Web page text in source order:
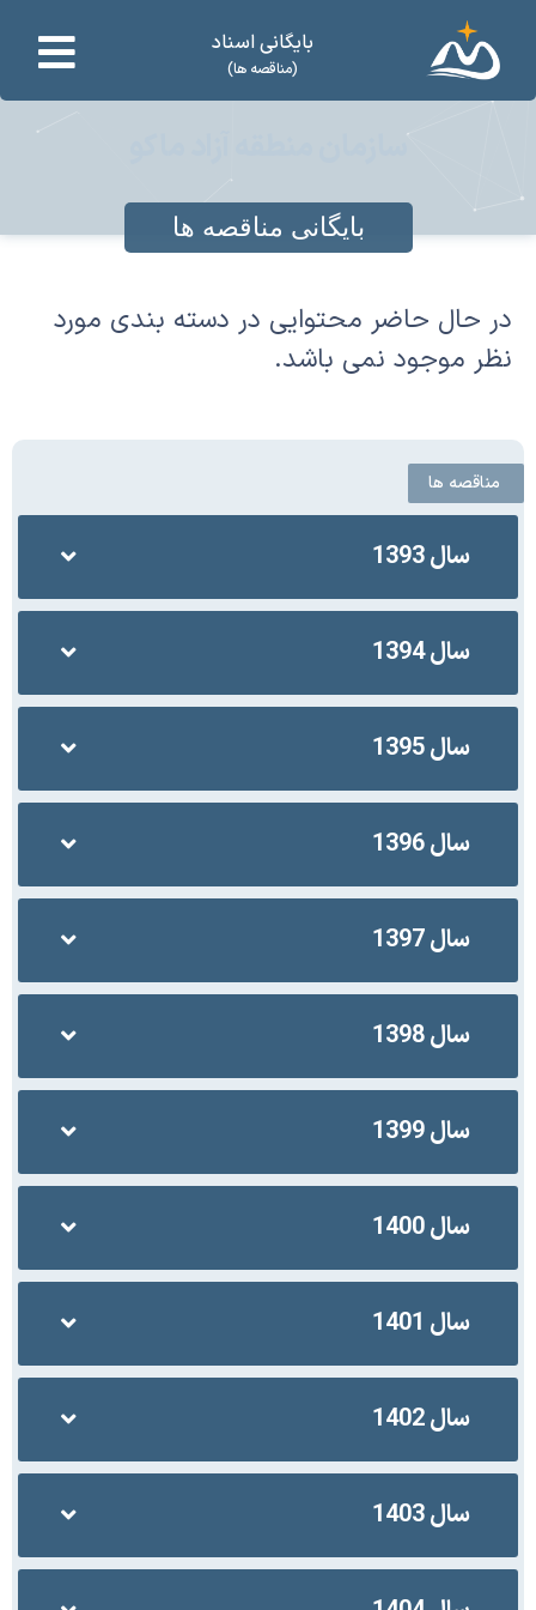
بایگانی اسناد
(مناقصه ها)
سازمان منطقه آزاد ماکو
بایگانی مناقصه ها
مناقصه ها
سال 1393
سال 1394
سال 1395
سال 1396
سال 1397
سال 1398
سال 1399
سال 1400
سال 1401
سال 1402
سال 1403
در حال حاضر محتوایی در دسته بندی مورد
نظر موجود نمی باشد.